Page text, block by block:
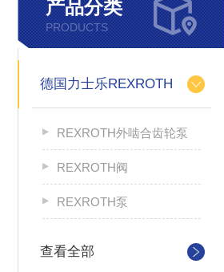
产品分类
PRODUCTS
德国力士乐REXROTH
REXROTH外啮合齿轮泵
REXROTH阀
REXROTH泵
查看全部